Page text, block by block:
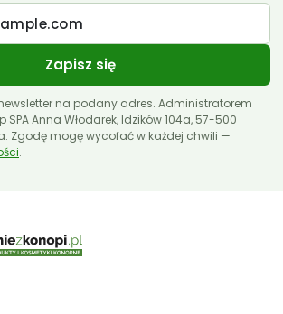
Zapisz się
na podany adres. Administratorem
Anna Włodarek, Idzików 104a, 57-500
Zgodę mogę wycofać w każdej chwili —
.